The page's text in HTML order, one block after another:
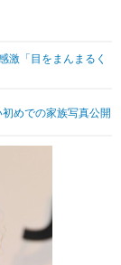
その他
激「目をまんまるく
めでの家族写真公開